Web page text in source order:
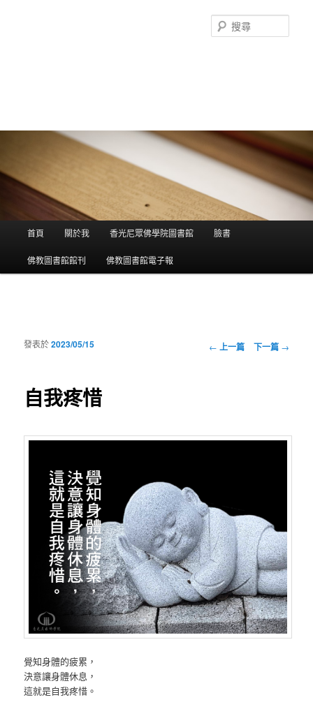
尋
跳到主內容
跳到第二內容
首頁 關於我 香光尼眾佛學院圖書館 臉書
佛教圖書館館刊 佛教圖書館電子報
瀏覽文章
← 上一篇 下一篇 →
自我疼惜
發表於2023/05/15
覺知身體的疲累，
決意讓身體休息，
這就是自我疼惜。